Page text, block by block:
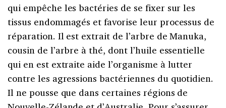
qui empêche les bactéries de se fixer sur les
tissus endommagés et favorise leur processus de
réparation. Il est extrait de l’arbre de Manuka,
cousin de l’arbre à thé, dont l’huile essentielle
qui en est extraite aide l’organisme à lutter
contre les agressions bactériennes du quotidien.
Il ne pousse que dans certaines régions de